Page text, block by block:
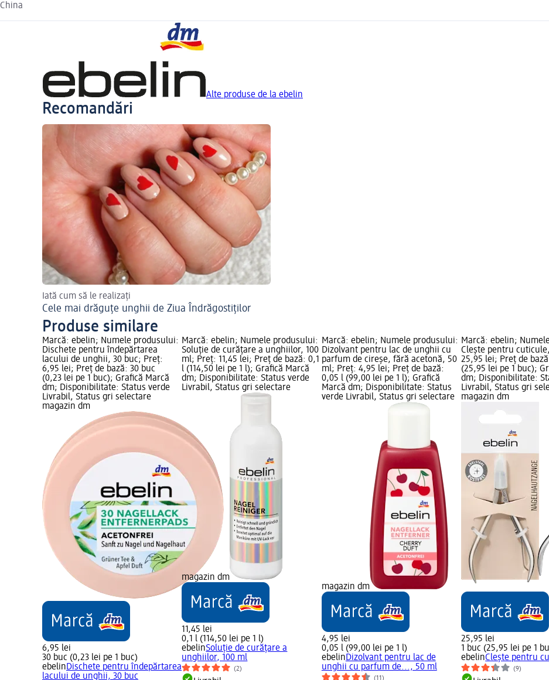
China
Alte produse de la ebelin
Recomandări
Iată cum să le realizați
Cele mai drăguțe unghii de Ziua Îndrăgostiților
Produse similare
Marcă: ebelin; Numele produsului:
Dischete pentru îndepărtarea
lacului de unghii, 30 buc; Preț:
6,95 lei; Preț de bază: 30 buc
(0,23 lei pe 1 buc); Grafică Marcă
dm; Disponibilitate: Status verde
Livrabil, Status gri selectare
magazin dm
6,95 lei
30 buc (0,23 lei pe 1 buc)
ebelinDischete pentru îndepărtarea
lacului de unghii, 30 buc
Marcă: ebelin; Numele produsului:
Soluție de curățare a unghiilor, 100
ml; Preț: 11,45 lei; Preț de bază: 0,1
l (114,50 lei pe 1 l); Grafică Marcă
dm; Disponibilitate: Status verde
Livrabil, Status gri selectare
magazin dm
11,45 lei
0,1 l (114,50 lei pe 1 l)
ebelinSoluție de curățare a
unghiilor, 100 ml
(2)
Marcă: ebelin; Numele produsului:
Dizolvant pentru lac de unghii cu
parfum de cireșe, fără acetonă, 50
ml; Preț: 4,95 lei; Preț de bază:
0,05 l (99,00 lei pe 1 l); Grafică
Marcă dm; Disponibilitate: Status
verde Livrabil, Status gri selectare
magazin dm
4,95 lei
0,05 l (99,00 lei pe 1 l)
ebelinDizolvant pentru lac de
unghii cu parfum de..., 50 ml
(11)
Marcă: ebelin;
Clește pentru
25,95 lei; Preț de
(25,95 lei pe 1 buc);
dm; Disponibilitate:
Livrabil, Status gri
magazin dm
25,95 lei
1 buc (25,95 lei pe 1
ebelinClește pentru
(9)